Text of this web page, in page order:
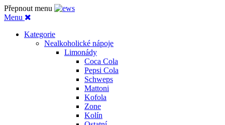
Přepnout menu
Menu
Kategorie
Nealkoholické nápoje
Limonády
Coca Cola
Pepsi Cola
Schweps
Mattoni
Kofola
Zone
Kolín